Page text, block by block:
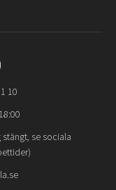
10
se sociala